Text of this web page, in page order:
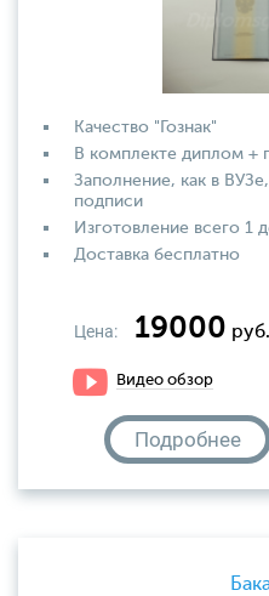
Качество "Гознак"
В комплекте диплом +
Заполнение, как в
подписи
Изготовление всего 1
Доставка бесплатно
Цена: 19000 руб.
Видео обзор
Подробнее